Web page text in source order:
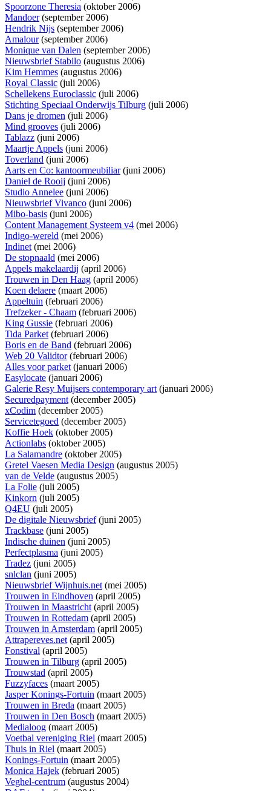
Spoorzone Theresia (oktober 2006)
Mandoer(september 2006)
Hendrik Nijs (september 2006)
Amalour(september 2006)
Monique van Dalen (september 2006)
Nieuwsbrief Stabilo (augustus 2006)
Kim Hemmes (augustus 2006)
Royal Classic (juli 2006)
Schellekens Euroclassic (juli 2006)
Stichting Speciaal Onderwijs Tilburg (juli 2006)
Dans je dromen (juli 2006)
Mind grooves (juli 2006)
Tablazz (juni 2006)
Maartje Appels (juni 2006)
Toverland (juni 2006)
Aarts en Co: kantoormeubiliar(juni 2006)
Daniel de Rooij (juni 2006)
Studio Annelee (juni 2006)
Nieuwsbrief Vivanco (juni 2006)
Mibo-basis (juni 2006)
Content Management Systeem v4 (mei 2006)
Indigo-wereld (mei 2006)
Indinet(mei 2006)
De stopnaald (mei 2006)
Appels makelaardij (april 2006)
Trouwen in Den Haag (april 2006)
Koen delaere (maart 2006)
Appeltuin (februari 2006)
Trefzeker - Chaam (februari 2006)
King Gussie (februari 2006)
Tida Parket(februari 2006)
Boris en de Band (februari 2006)
Web 20 Validtor(februari 2006)
Alles voor parket(januari 2006)
Easylocate (januari 2006)
Galerie Resy Muijsers contemporary art(januari 2006)
Securedpayment(december 2005)
xCodim (december 2005)
Servicetegoed (december 2005)
Koffie Hoek (oktober 2005)
Actionlabs (oktober 2005)
La Salamandre (oktober 2005)
Gretel Vaesen Media Design (augustus 2005)
van de Velde (augustus 2005)
La Folie (juli 2005)
Kinkorn (juli 2005)
Q4EU (juli 2005)
De digitale Nieuwsbrief(juni 2005)
Trackbase (juni 2005)
Indische duinen (juni 2005)
Perfectplasma (juni 2005)
Tradez (juni 2005)
snlclan (juni 2005)
Nieuwsbrief Wijnhuis.net(mei 2005)
Trouwen in Eindhoven (april 2005)
Trouwen in Maastricht(april 2005)
Trouwen in Rottedam (april 2005)
Trouwen in Amsterdam (april 2005)
Attrapereves.net(april 2005)
Fonstival (april 2005)
Trouwen in Tilburg (april 2005)
Trouwstad (april 2005)
Fuzzyfaces (maart 2005)
Jasper Konings-Fortuin (maart 2005)
Trouwen in Breda (maart 2005)
Trouwen in Den Bosch (maart 2005)
Medialoog (maart 2005)
Voetbal vereniging Riel (maart 2005)
Thuis in Riel (maart 2005)
Konings-Fortuin (maart 2005)
Monica Hajek (februari 2005)
Veghel-centrum (augustus 2004)